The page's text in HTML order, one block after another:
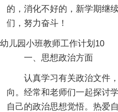
的，消化不好的，新学期继
们，努力奋斗！
幼儿园小班教师工作计划10
一、思想政治方面
认真学习有关政治文件
向。经常和老师们一起探讨
自己的政治思想觉悟。热爱